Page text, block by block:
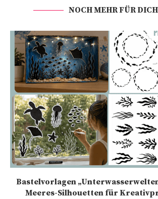
NOCH MEHR FÜR DICH
Bastelvorlagen
Meeres-Silhouetten für